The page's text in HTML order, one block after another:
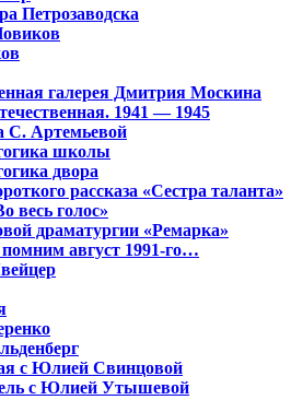
Петрозаводска
галерея Дмитрия Москина
1941 — 1945
С. Артемьевой
школы
двора
рассказа «Сестра таланта»
весь голос»
драматургии «Ремарка»
август 1991-го…
с Юлией Свинцовой
с Юлией Утышевой